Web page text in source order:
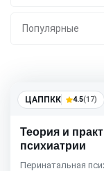
ЦАППКК 4.5(17)
Теория и
психиатрии
Перинатальная